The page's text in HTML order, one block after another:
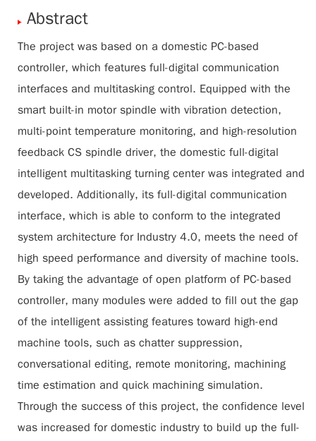
Abstract
The project was based on a domestic PC-based
controller, which features full-digital communication
interfaces and multitasking control. Equipped with the
smart built-in motor spindle with vibration detection,
multi-point temperature monitoring, and high-resolution
feedback CS spindle driver, the domestic full-digital
intelligent multitasking turning center was integrated and
developed. Additionally, its full-digital communication
interface, which is able to conform to the integrated
system architecture for Industry 4.0, meets the need of
high speed performance and diversity of machine tools.
By taking the advantage of open platform of PC-based
controller, many modules were added to fill out the gap
of the intelligent assisting features toward high-end
machine tools, such as chatter suppression,
conversational editing, remote monitoring, machining
time estimation and quick machining simulation.
Through the success of this project, the confidence level
was increased for domestic industry to build up the full-